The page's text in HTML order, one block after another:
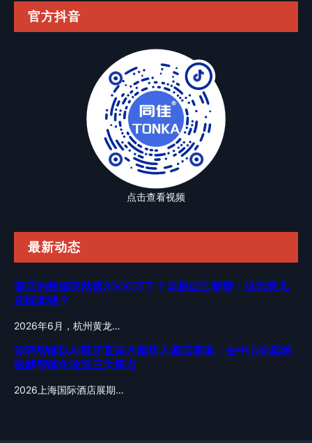
官方抖音
点击查看视频
最新动态
酒店的数据突然值3000万了？老板自己都懵：这玩意儿
还能卖钱？
2026年6月，杭州黄龙…
涂鸦智能以AI蓝牙直连方案切入酒店赛道：去中心化架构
破解智能化改造三大痛点
2026上海国际酒店展期…